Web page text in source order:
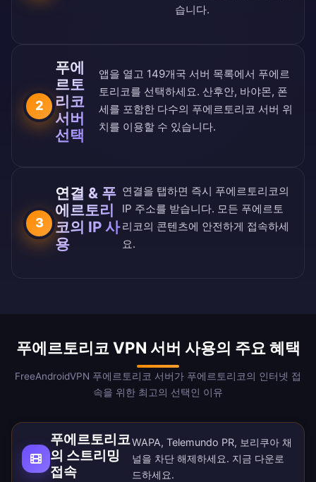
습니다.
2
푸에
르토
리코
서버
선택
앱을 열고 149개국 서버 목록에서 푸에르
토리코를 선택하세요. 산후안, 바야몬, 폰
세를 포함한 다수의 푸에르토리코 서버 위
치를 이용할 수 있습니다.
3
연결 & 푸
에르토리
코의 IP 사
용
연결을 탭하면 즉시 푸에르토리코의
IP 주소를 받습니다. 모든 푸에르토
리코의 콘텐츠에 안전하게 접속하세
요.
푸에르토리코 VPN 서버 사용의 주요 혜택
FreeAndroidVPN 푸에르토리코 서버가 푸에르토리코의 인터넷 접
속을 위한 최고의 선택인 이유
푸에르토리코
의 스트리밍
접속
WAPA, Telemundo PR, 보리쿠아 채
널을 차단 해제하세요. 지금 다운로
드하세요.